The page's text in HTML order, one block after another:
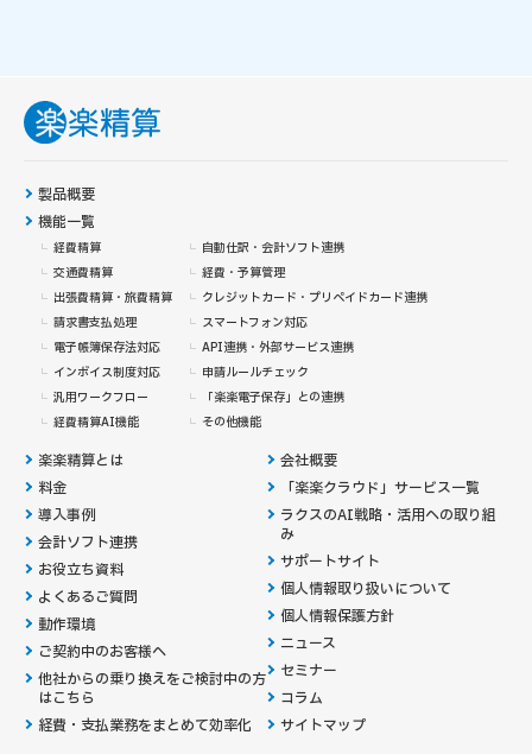
製品概要
機能一覧
経費精算
交通費精算
出張費精算・旅費精算
請求書支払処理
電子帳簿保存法対応
インボイス制度対応
汎用ワークフロー
経費精算AI機能
自動仕訳・会計ソフト連携
経費・予算管理
クレジットカード・ プリペイドカード連携
スマートフォン対応
API連携・外部サービス連携
申請ルールチェック
「楽楽電子保存」との連携
その他機能
楽楽精算とは
料金
導入事例
会計ソフト連携
お役立ち資料
よくあるご質問
動作環境
ご契約中のお客様へ
他社からの乗り換えをご検討中の方
はこちら
経費・支払業務をまとめて効率化
会社概要
「楽楽クラウド」サービス一覧
ラクスのAI戦略・活用への取り組
み
サポートサイト
個人情報取り扱いについて
個人情報保護方針
ニュース
セミナー
コラム
サイトマップ